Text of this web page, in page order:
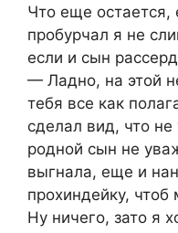
Что еще
пробурчал я не
если и сын
— Ладно, на этой
тебя все как
сделал вид, что
родной сын не
выгнала, еще и
прохиндейку, чтоб
Ну ничего, зато я